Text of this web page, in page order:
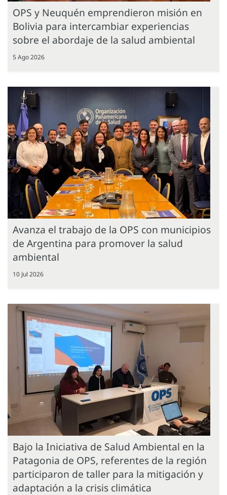
OPS y Neuquén emprendieron misión en
Bolivia para intercambiar experiencias
sobre el abordaje de la salud ambiental
5 Ago 2026
Avanza el trabajo de la OPS con municipios
de Argentina para promover la salud
ambiental
10 Jul 2026
Bajo la Iniciativa de Salud Ambiental en la
Patagonia de OPS, referentes de la región
participaron de taller para la mitigación y
adaptación a la crisis climática